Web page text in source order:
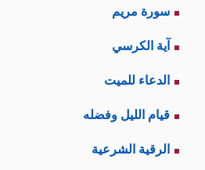
سورة مريم
آية الكرسي
الدعاء للميت
قيام الليل وفضله
الرقية الشرعية